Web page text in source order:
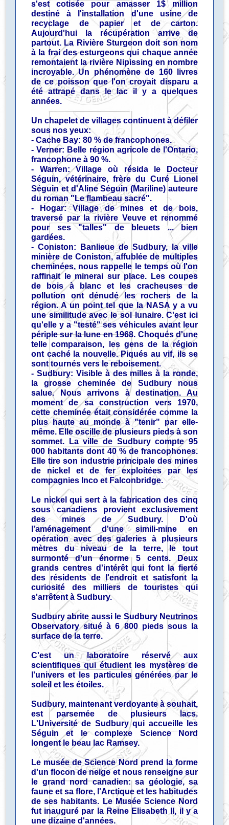
s'est cotisée pour amasser 1$ million
destiné à l'installation d'une usine de
recyclage de papier et de carton.
Aujourd'hui la récupération arrive de
partout. La Rivière Sturgeon doit son nom
à la frai des esturgeons qui chaque année
remontaient la rivière Nipissing en nombre
incroyable. Un phénomène de 160 livres
de ce poisson que l'on croyait disparu a
été attrapé dans le lac il y a quelques
années.
Un chapelet de villages continuent à défiler
sous nos yeux:
- Cache Bay: 80 % de francophones.
- Verner: Belle région agricole de l'Ontario,
francophone à 90 %.
- Warren: Village où résida le Docteur
Séguin, vétérinaire, frère du Curé Lionel
Séguin et d'Aline Séguin (Mariline) auteure
du roman "Le flambeau sacré".
- Hogar: Village de mines et de bois,
traversé par la rivière Veuve et renommé
pour ses "talles" de bleuets ... bien
gardées.
- Coniston: Banlieue de Sudbury, la ville
minière de Coniston, affublée de multiples
cheminées, nous rappelle le temps où l'on
raffinait le minerai sur place. Les coupes
de bois à blanc et les cracheuses de
pollution ont dénudé les rochers de la
région. A un point tel que la NASA y a vu
une similitude avec le sol lunaire. C'est ici
qu'elle y a "testé" ses véhicules avant leur
périple sur la lune en 1968. Choqués d'une
telle comparaison, les gens de la région
ont caché la nouvelle. Piqués au vif, ils se
sont tournés vers le reboisement.
- Sudbury: Visible à des milles à la ronde,
la grosse cheminée de Sudbury nous
salue. Nous arrivons à destination. Au
moment de sa construction vers 1970,
cette cheminée était considérée comme la
plus haute au monde à "tenir" par elle-
même. Elle oscille de plusieurs pieds à son
sommet. La ville de Sudbury compte 95
000 habitants dont 40 % de francophones.
Elle tire son industrie principale des mines
de nickel et de fer exploitées par les
compagnies Inco et Falconbridge.
Le nickel qui sert à la fabrication des cinq
sous canadiens provient exclusivement
des mines de Sudbury. D'où
l'aménagement d'une simili-mine en
opération avec des galeries à plusieurs
mètres du niveau de la terre, le tout
surmonté d'un énorme 5 cents. Deux
grands centres d'intérêt qui font la fierté
des résidents de l'endroit et satisfont la
curiosité des milliers de touristes qui
s'arrêtent à Sudbury.
Sudbury abrite aussi le Sudbury Neutrinos
Observatory situé à 6 800 pieds sous la
surface de la terre.
C'est un laboratoire réservé aux
scientifiques qui étudient les mystères de
l'univers et les particules générées par le
soleil et les étoiles.
Sudbury, maintenant verdoyante à souhait,
est parsemée de plusieurs lacs.
L'Université de Sudbury qui accueille les
Séguin et le complexe Science Nord
longent le beau lac Ramsey.
Le musée de Science Nord prend la forme
d'un flocon de neige et nous renseigne sur
le grand nord canadien: sa géologie, sa
faune et sa flore, l'Arctique et les habitudes
de ses habitants. Le Musée Science Nord
fut inauguré par la Reine Elisabeth II, il y a
une dizaine d'années.